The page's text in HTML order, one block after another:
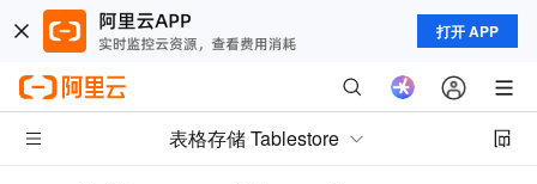
打开 APP
表格存储 Tablestore